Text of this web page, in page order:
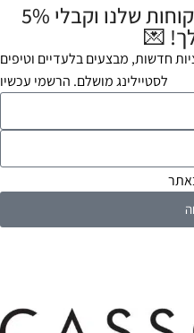
הצטרפי עכשיו למועדון הלקוחות שלנו וקבלי 5%
💌
חדשות, מבצעים בלעדיים וטיפים
לסטיילינג מושלם. הרשמי עכשיו